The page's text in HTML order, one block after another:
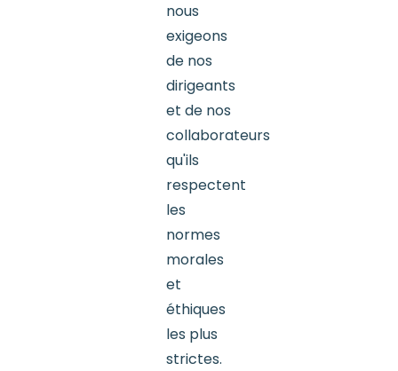
nous
exigeons
de nos
dirigeants
et de nos
collaborateurs
qu'ils
respectent
les
normes
morales
et
éthiques
les plus
strictes.